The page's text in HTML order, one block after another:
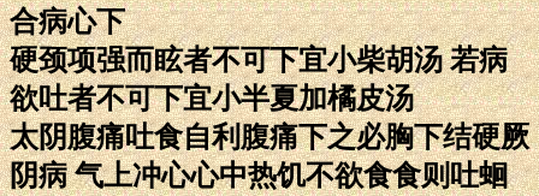
合病心下
硬颈项强而眩者不可下宜小柴胡汤 若病
欲吐者不可下宜小半夏加橘皮汤
太阴腹痛吐食自利腹痛下之必胸下结硬厥
阴病 气上冲心心中热饥不欲食食则吐蛔